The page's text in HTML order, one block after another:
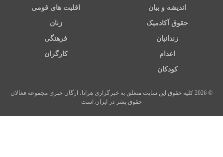
اندیشه و بیان اقلیت های قومی
حقوق آکادمیک زنان
زندانیان فرهنگی
اعدام کارگران
کودکان
© 2026 کلیه حقوق این سایت متعلق به خبرگزاری هرانا، ارگان خبری مجموعه فعالان
حقوق بشر در ایران است